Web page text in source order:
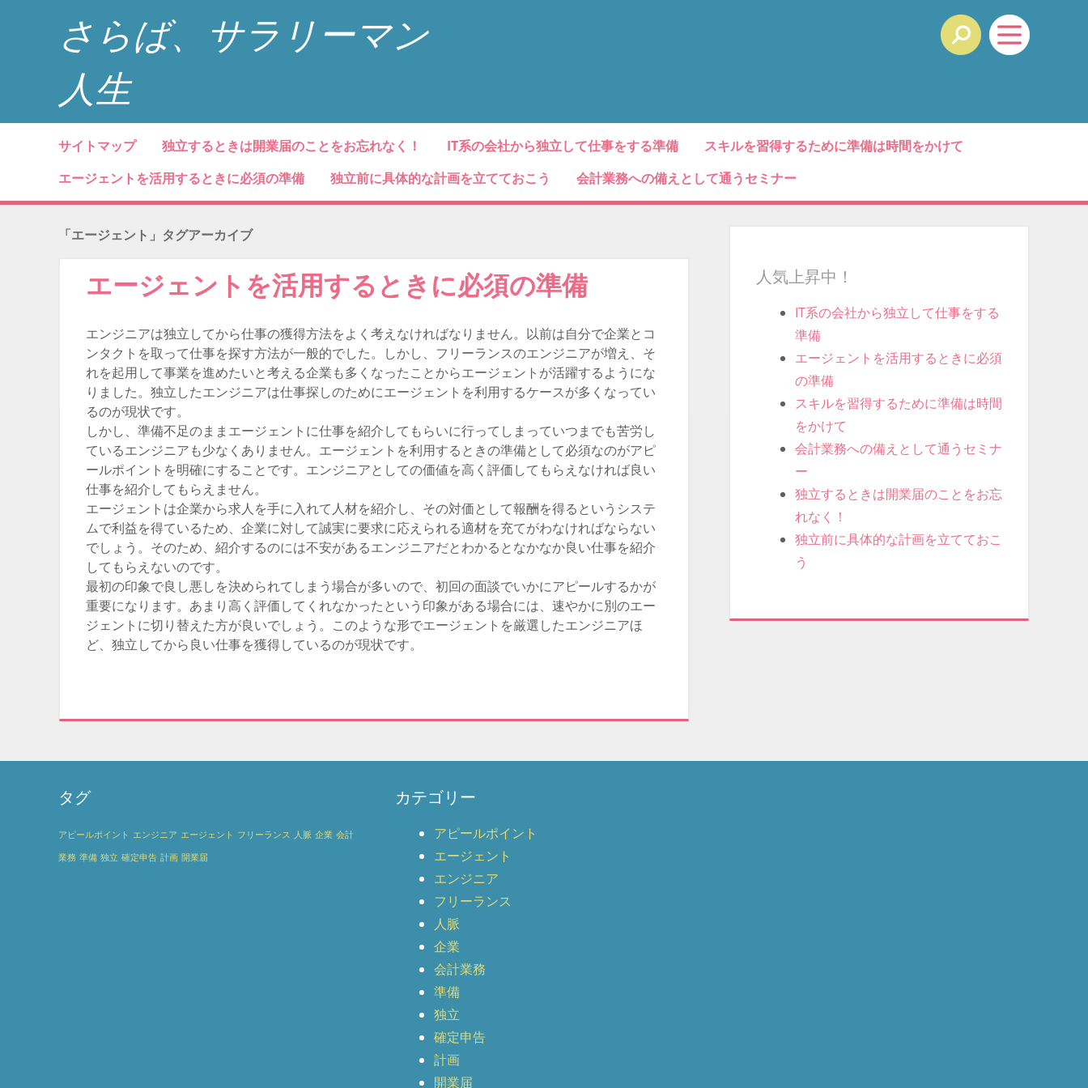
さらば、サラリーマン
人生
メニュー
コンテンツへスキップ
サイトマップ 独立するときは開業届のことをお忘れなく！ IT系の会社から独立して仕事をする準備
スキルを習得するために準備は時間をかけて
エージェントを活用するときに必須の準備
独立前に具体的な計画を立てておこう 会計業務への備えとして通うセミナー
「エージェント 」タグアーカイブ
エージェントを活用するときに必須の準備
エンジニアは独立してから仕事の獲得方法をよく考えなければなりません。以前は自分で企業とコ
ンタクトを取って仕事を探す方法が一般的でした。しかし、フリーランスのエンジニアが増え、そ
れを起用して事業を進めたいと考える企業も多くなったことからエージェントが活躍するようにな
りました。独立したエンジニアは仕事探しのためにエージェントを利用するケースが多くなってい
るのが現状です。
しかし、準備不足のままエージェントに仕事を紹介してもらいに行ってしまっていつまでも苦労し
ているエンジニアも少なくありません。エージェントを利用するときの準備として必須なのがアピ
ールポイントを明確にすることです。エンジニアとしての価値を高く評価してもらえなければ良い
仕事を紹介してもらえません。
エージェントは企業から求人を手に入れて人材を紹介し、その対価として報酬を得るというシステ
ムで利益を得ているため、企業に対して誠実に要求に応えられる適材を充てがわなければならない
でしょう。そのため、紹介するのには不安があるエンジニアだとわかるとなかなか良い仕事を紹介
してもらえないのです。
最初の印象で良し悪しを決められてしまう場合が多いので、初回の面談でいかにアピールするかが
重要になります。あまり高く評価してくれなかったという印象がある場合には、速やかに別のエー
ジェントに切り替えた方が良いでしょう。このような形でエージェントを厳選したエンジニアほ
ど、独立してから良い仕事を獲得しているのが現状です。
人気上昇中！
IT系の会社から独立して仕事をする
準備
エージェントを活用するときに必須
の準備
スキルを習得するために準備は時間
をかけて
会計業務への備えとして通うセミナ
ー
独立するときは開業届のことをお忘
れなく！
独立前に具体的な計画を立てておこ
う
タグ
アピールポイント エンジニア エージェント フリーランス 人脈 企業 会計
業務 準備 独立 確定申告 計画 開業届
カテゴリー
アピールポイント
エージェント
エンジニア
フリーランス
人脈
企業
会計業務
準備
独立
確定申告
計画
開業届